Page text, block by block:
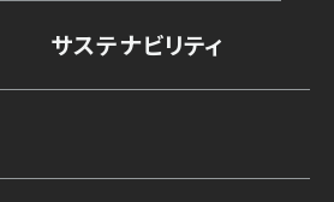
サステナビリティ